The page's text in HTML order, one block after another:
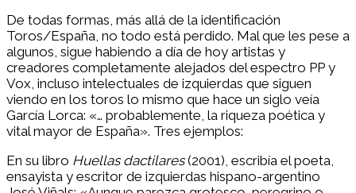
De todas formas, más allá de la identificación
Toros/España, no todo está perdido. Mal que les pese a
algunos, sigue habiendo a día de hoy artistas y
creadores completamente alejados del espectro PP y
Vox, incluso intelectuales de izquierdas que siguen
viendo en los toros lo mismo que hace un siglo veía
García Lorca: «… probablemente, la riqueza poética y
vital mayor de España». Tres ejemplos:
En su libro Huellas dactilares(2001), escribía el poeta,
ensayista y escritor de izquierdas hispano-argentino